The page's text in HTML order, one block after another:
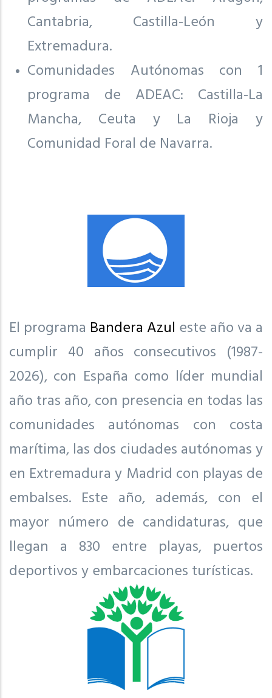
Cantabria, Castilla-León y
Extremadura.
Comunidades Autónomas con 1
programa de ADEAC: Castilla-La
Mancha, Ceuta y La Rioja y
Comunidad Foral de Navarra.
El programa Bandera Azul este año va a
cumplir 40 años consecutivos (1987-
2026), con España como líder mundial
año tras año, con presencia en todas las
comunidades autónomas con costa
marítima, las dos ciudades autónomas y
en Extremadura y Madrid con playas de
embalses. Este año, además, con el
mayor número de candidaturas, que
llegan a 830 entre playas, puertos
deportivos y embarcaciones turísticas.